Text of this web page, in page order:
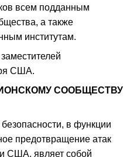
всем подданным
а также
институтам.
США.
СООБЩЕСТВУ
в функции
предотвращение атак
США, являет собой